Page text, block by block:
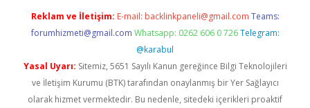
Reklam ve İletişim: E-mail: backlinkpaneli@gmail.com Teams:
forumhizmeti@gmail.com Whatsapp: 0262 606 0 726 Telegram:
@karabul
Yasal Uyarı: Sitemiz, 5651 Sayılı Kanun gereğince Bilgi Teknolojileri
ve İletişim Kurumu (BTK) tarafından onaylanmış bir Yer Sağlayıcı
olarak hizmet vermektedir. Bu nedenle, sitedeki içerikleri proaktif